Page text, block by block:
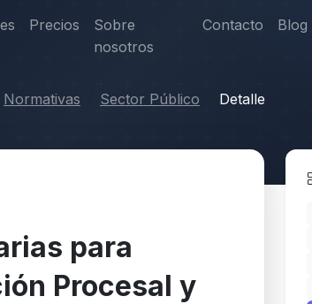
Precios
Sobre
nosotros
Contacto Blog
Normativas Sector Público Detalle
para
Procesal y